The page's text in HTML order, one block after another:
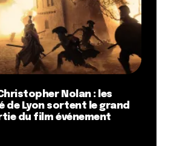
Christopher Nolan : les
de Lyon sortent le grand
du film événement